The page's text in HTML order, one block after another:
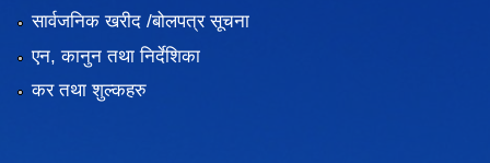
सार्वजनिक खरीद /बोलपत्र सूचना
एन, कानुन तथा निर्देशिका
कर तथा शुल्कहरु